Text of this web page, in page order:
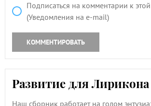
Подписаться на комментарии к
(Уведомления на e-mail)
КОММЕНТИРОВАТЬ
Развитие для Лирикона
Наш сборник работает на голом